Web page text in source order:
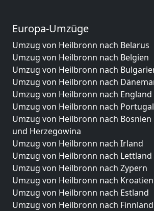
Europa-Umzüge
Umzug von Heilbronn nach Belarus
Umzug von Heilbronn nach Belgien
Umzug von Heilbronn nach
Umzug von Heilbronn nach
Umzug von Heilbronn nach England
Umzug von Heilbronn nach Portugal
Umzug von Heilbronn nach Bosnien
und Herzegowina
Umzug von Heilbronn nach Irland
Umzug von Heilbronn nach Lettland
Umzug von Heilbronn nach Zypern
Umzug von Heilbronn nach Kroatien
Umzug von Heilbronn nach Estland
Umzug von Heilbronn nach Finnland